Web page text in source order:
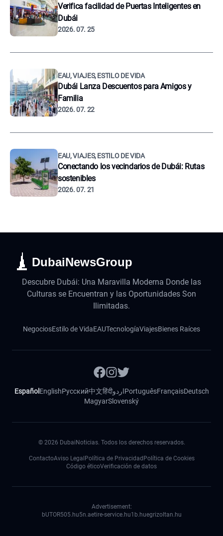
Verifica facilidad de Puertas Inteligentes en
Dubái
2026. 07. 25
EAU, VIAJES, ESTILO DE VIDA
Dubái Lanza Descuentos para Amigos y
Familia
2026. 07. 22
EAU, VIAJES, ESTILO DE VIDA
Conectando los vecindarios de Dubái: Rutas
sostenibles
2026. 07. 21
DubaiNewsGroup
Descubre Dubái: Una Maravilla Moderna Donde las
Culturas se Encuentran y las Oportunidades Son
Ilimitadas.
NegociosEstilo de VidaEAUTecnologíaViajesBienes Raíces
Español EnglishРусский中文हिंदीاردوPortuguêsFrançaisDeutsch
MagyarSlovenský
© 2026 DubaiNoticias. Todos los derechos reservados.
ContactoAviso Legal Política de Privacidad Política de Cookies
Código éticoVerificación de datos
Advertisement:
bUTOR505.hu5n.aetire-service.hu1b.huegrizoltan.hu